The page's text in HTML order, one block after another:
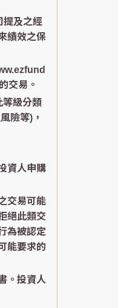
提及之經
績效之保
交易。
等級分類
險等)，
資人申購
交易可能
絕此類交
為被認定
能要求的
。投資人